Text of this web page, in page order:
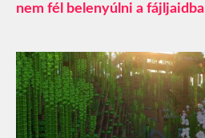
nem fél belenyúlni a fájljaidba